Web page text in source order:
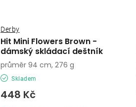
Hit Mini Flowers Brown -
dámský skládací deštník
Derby
Skladem
448 Kč
průměr 94 cm, 276 g